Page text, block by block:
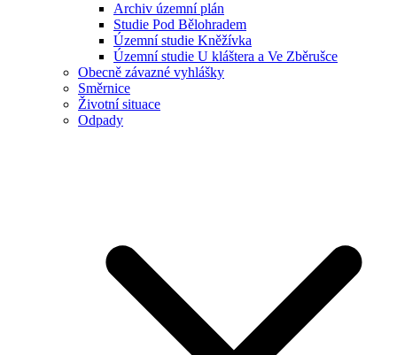
Archiv územní plán
Studie Pod Bělohradem
Územní studie Kněžívka
Územní studie U kláštera a Ve Zběrušce
Obecně závazné vyhlášky
Směrnice
Životní situace
Odpady